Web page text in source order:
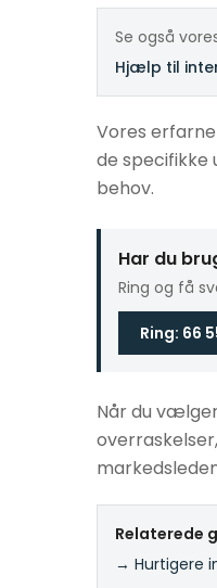
Se også
Hjælp til
Vores
de specifikke
behov.
Har du
Ring og få
Ring: 66
Når du
Relaterede
→ Hurtigere